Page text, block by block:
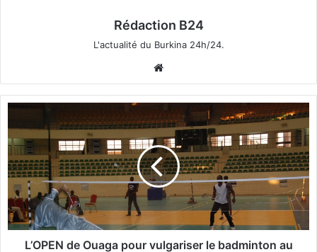
Rédaction B24
L'actualité du Burkina 24h/24.
bsi
te
L
O
P
E
N
d
e
O
L’OPEN de Ouaga pour vulgariser le badminton au